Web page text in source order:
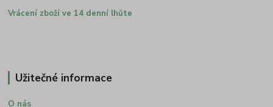
Vrácení zboží ve 14 denní lhůte
Užitečné informace
O nás